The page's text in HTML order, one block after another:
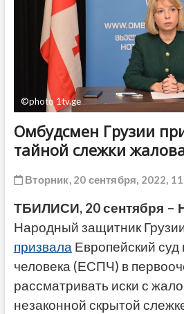
©photo 1tv.ge
Омбудсмен Грузии
тайной слежки
Вторник, 20 сентября, 2022,
ТБИЛИСИ, 20 сентября –
Народный защитник
призвалаЕвропейский суд
человека (ЕСПЧ) в
рассматривать иски с
незаконной скрытой